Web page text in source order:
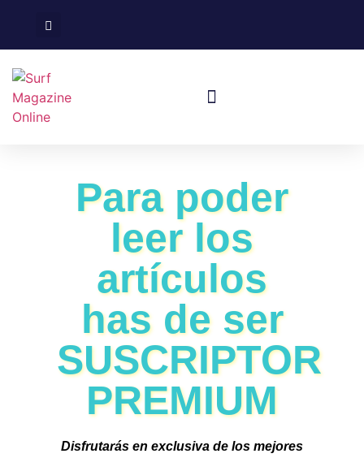
Para poder
leer los
artículos
has de ser
SUSCRIPTOR
PREMIUM
Disfrutarás en exclusiva de los mejores